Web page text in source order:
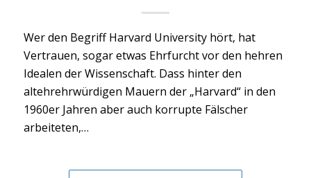
Wer den Begriff Harvard University hört, hat
Vertrauen, sogar etwas Ehrfurcht vor den hehren
Idealen der Wissenschaft. Dass hinter den
altehrehrwürdigen Mauern der „Harvard“ in den
1960er Jahren aber auch korrupte Fälscher
arbeiteten,…